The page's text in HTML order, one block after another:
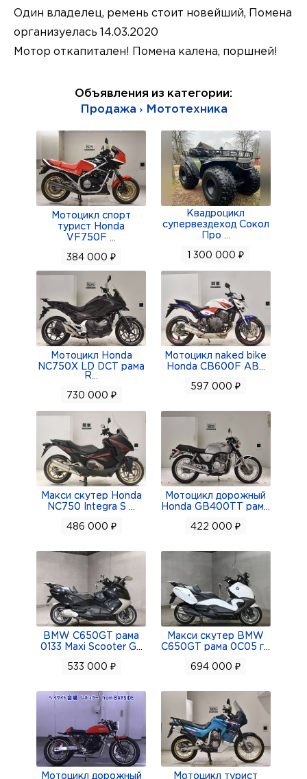
Один владелец, ремень стоит новейший, Помена
организуелась 14.03.2020
Мотор откапитален! Помена калена, поршней!
Объявления из категории:
Продажа › Мототехника
Мотоцикл спорт
турист Honda
VF750F
384 000 ₽
Квадроцикл
супервездеход Сокол
Про
1 300 000 ₽
Мотоцикл Honda
NC750X LD DCT рама
R
730 000 ₽
Мотоцикл naked bike
Honda CB600F AB
597 000 ₽
Макси скутер Honda
NC750 Integra S
486 000 ₽
Мотоцикл дорожный
Honda GB400TT рам
422 000 ₽
BMW C650GT рама
0133 Maxi Scooter G
533 000 ₽
Макси скутер BMW
C650GT рама 0C05 г
694 000 ₽
Мотоцикл дорожный Мотоцикл турист